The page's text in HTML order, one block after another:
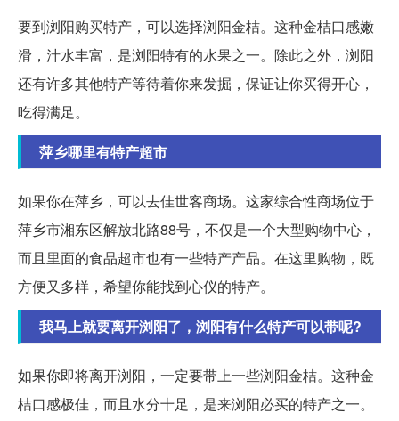
要到浏阳购买特产，可以选择浏阳金桔。这种金桔口感嫩
滑，汁水丰富，是浏阳特有的水果之一。除此之外，浏阳
还有许多其他特产等待着你来发掘，保证让你买得开心，
吃得满足。
萍乡哪里有特产超市
如果你在萍乡，可以去佳世客商场。这家综合性商场位于
萍乡市湘东区解放北路88号，不仅是一个大型购物中心，
而且里面的食品超市也有一些特产产品。在这里购物，既
方便又多样，希望你能找到心仪的特产。
我马上就要离开浏阳了，浏阳有什么特产可以带呢?
如果你即将离开浏阳，一定要带上一些浏阳金桔。这种金
桔口感极佳，而且水分十足，是来浏阳必买的特产之一。